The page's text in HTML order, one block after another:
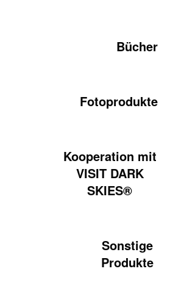
Bücher
Fotoprodukte
Kooperation mit
VISIT DARK
SKIES®
Sonstige
Produkte